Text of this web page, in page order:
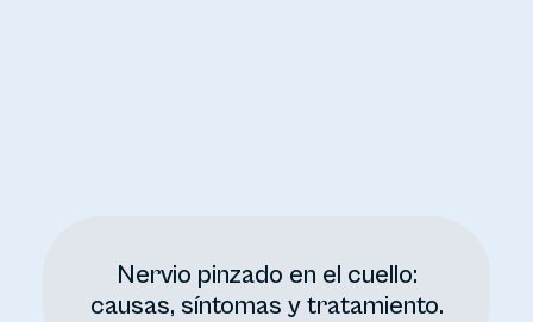
Nervio pinzado en el cuello:
causas, síntomas y tratamiento.